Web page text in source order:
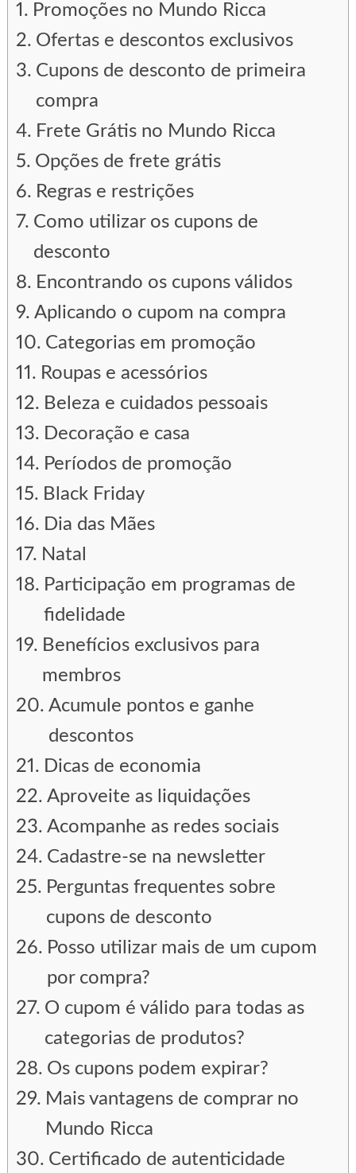
Promoções no Mundo Ricca
Ofertas e descontos exclusivos
Cupons de desconto de primeira
compra
Frete Grátis no Mundo Ricca
Opções de frete grátis
Regras e restrições
Como utilizar os cupons de
desconto
Encontrando os cupons válidos
Aplicando o cupom na compra
Categorias em promoção
Roupas e acessórios
Beleza e cuidados pessoais
Decoração e casa
Períodos de promoção
Black Friday
Dia das Mães
Natal
Participação em programas de
fidelidade
Benefícios exclusivos para
membros
Acumule pontos e ganhe
descontos
Dicas de economia
Aproveite as liquidações
Acompanhe as redes sociais
Cadastre-se na newsletter
Perguntas frequentes sobre
cupons de desconto
Posso utilizar mais de um cupom
por compra?
O cupom é válido para todas as
categorias de produtos?
Os cupons podem expirar?
Mais vantagens de comprar no
Mundo Ricca
Certificado de autenticidade